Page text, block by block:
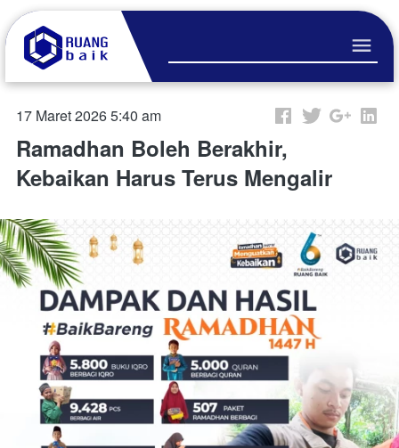
17 Maret 2026 5:40 am
Ramadhan Boleh Berakhir,
Kebaikan Harus Terus Mengalir